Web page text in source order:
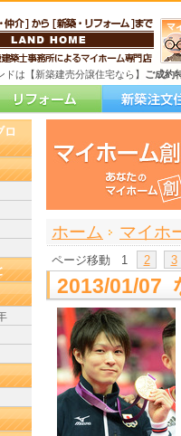
ドは【新築建売分譲住宅なら】 ご成約
ホーム
> マイホ
>
ページ移動 1 2 3
2013/01/07
ロ